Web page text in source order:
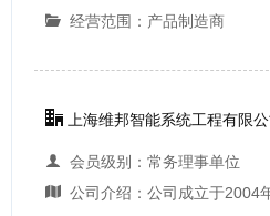
经营范围：产品制造商
上海维邦智能系统工程有限公
会员级别：常务理事单位
公司介绍：公司成立于2004年5月21日；上海市安防资质一级；主要从事弱电安防科技领域内的技术开发、技术